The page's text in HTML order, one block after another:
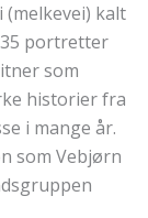
(melkevei) kalt
35 portretter
som
historier fra
i mange år.
som Vebjørn